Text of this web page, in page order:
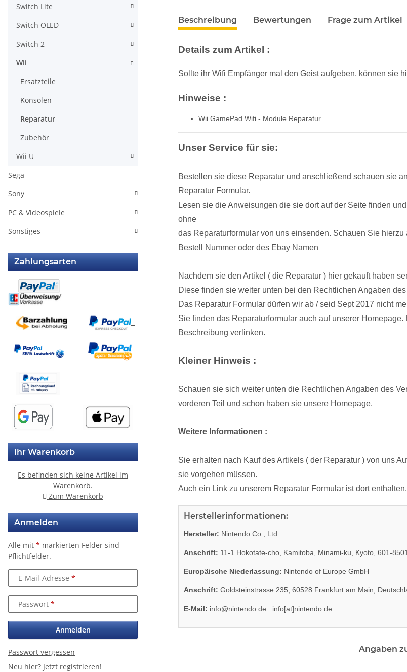
weitere Registerkarten anzeigen
Beschreibung Bewertungen Frage zum Artikel
Details zum Artikel :
Sollte ihr Wifi Empfänger mal den Geist aufgeben, können sie
Hinweise :
Wii GamePad Wifi - Module Reparatur
Unser Service für sie:
Bestellen sie diese Reparatur und anschließend schauen sie
Reparatur Formular.
Lesen sie die Anweisungen die sie dort auf der Seite finden
ohne
das Reparaturformular von uns einsenden. Schauen Sie
Bestell Nummer oder des Ebay Namen
Nachdem sie den Artikel ( die Reparatur ) hier gekauft haben
Diese finden sie weiter unten bei den Rechtlichen Angaben des
Das Reparatur Formular dürfen wir ab / seid Sept 2017 nicht
Sie finden das Reparaturformular auch auf unserer
Beschreibung verlinken.
Kleiner Hinweis :
Schauen sie sich weiter unten die Rechtlichen Angaben des
vorderen Teil und schon haben sie unsere Homepage.
Weitere Informationen :
Sie erhalten nach Kauf des Artikels ( der Reparatur ) von uns
sie vorgehen müssen.
Auch ein Link zu unserem Reparatur Formular ist dort enthalten.
Herstellerinformationen:
Hersteller: Nintendo Co., Ltd.
Anschrift: 11-1 Hokotate-cho, Kamitoba, Minami-ku, Kyoto, 601-
Europäische Niederlassung: Nintendo of Europe GmbH
Anschrift: Goldsteinstrasse 235, 60528 Frankfurt am Main,
E-Mail: info@nintendo.de info[at]nintendo.de
Angaben
Switch Lite
Switch OLED
Switch 2
Wii
Ersatzteile
Konsolen
Reparatur
Zubehör
Wii U
Sega
Sony
PC & Videospiele
Sonstiges
Zahlungsarten
Ihr Warenkorb
Es befinden sich keine Artikel im
Warenkorb.
Zum Warenkorb
Anmelden
Alle mit * markierten Felder sind
Pflichtfelder.
E-Mail-Adresse
Passwort
Anmelden
Passwort vergessen
Neu hier? Jetzt registrieren!